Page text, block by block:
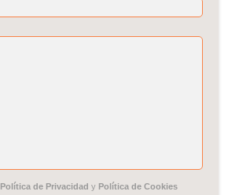
Política de Privacidad y Política de Cookies